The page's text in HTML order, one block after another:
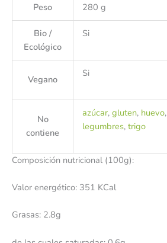
Peso 280 g
Bio /
Ecológico
Si
Vegano
Si
No
contiene
azúcar, gluten, huevo,
legumbres, trigo
Composición nutricional (100g):
Valor energético: 351 KCal
Grasas: 2.8g